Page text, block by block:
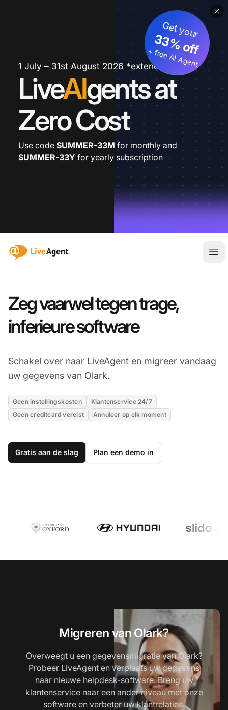
1 July – 31st August 2026 *extended
LiveAIgents at
Zero Cost
Get your
33% off
+ free AI Agent
Use code SUMMER-33M for monthly and
SUMMER-33Y for yearly subscription
:site.title
Zeg vaarwel tegen trage,
inferieure software
Schakel over naar LiveAgent en migreer vandaag
uw gegevens van Olark.
Geen instellingskosten
Klantenservice 24/7
Geen creditcard vereist
Annuleer op elk moment
Gratis aan de slag Plan een demo in
Migreren van Olark?
Overweegt u een gegevensmigratie van Olark?
Probeer LiveAgent en verplaats uw gegevens
naar nieuwe helpdesk-software. Breng uw
klantenservice naar een ander niveau met onze
software en verbeter uw klantrelaties.